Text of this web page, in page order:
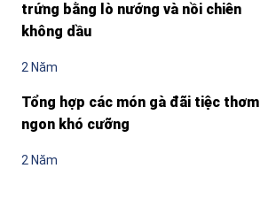
trứng bằng lò nướng và nồi chiên
không dầu
2 Năm
Tổng hợp các món gà đãi tiệc thơm
ngon khó cưỡng
2 Năm